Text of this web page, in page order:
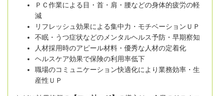
ＰＣ作業による目・首・肩・腰などの身体的疲労の軽
減
リフレッシュ効果による集中力・モチベーションＵＰ
不眠・うつ症状などのメンタルヘルス予防・早期察知
人材採用時のアピール材料・優秀な人材の定着化
ヘルスケア効果で保険の利用率低下
職場のコミュニケーション快適化により業務効率・生
産性ＵＰ